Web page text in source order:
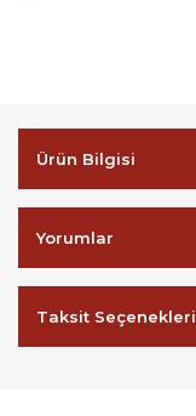
Ürün Bilgisi
Yorumlar
Taksit Seçenekleri